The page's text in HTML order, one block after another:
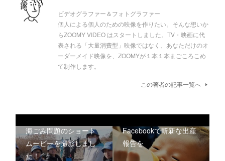
ビデオグラファー＆フォトグラファー
個人による個人のための映像を作りたい。そんな想いか
らZOOMY VIDEO はスタートしました。TV・映画に代
表される「大量消費型」映像ではなく、あなただけのオ
ーダーメイド映像を、ZOOMYが１本１本まごころこめ
て制作します。
この著者の記事一覧へ
海ごみ問題のショート
ムービーを撮影しまし
た！
Facebookで斬新な出産
報告を